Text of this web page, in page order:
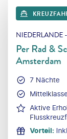
NIEDERLANDE
Per Rad &
Amsterdam
7 Nächte
Aktive
Vorteil: